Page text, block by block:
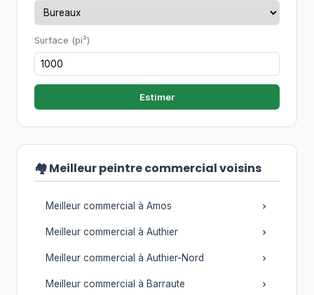
Surface (pi²)
Estimer
🏘️ Meilleur peintre commercial voisins
Meilleur commercial à Amos
Meilleur commercial à Authier
Meilleur commercial à Authier-Nord
Meilleur commercial à Barraute